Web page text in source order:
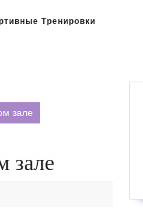
Тренировки
зале
зале